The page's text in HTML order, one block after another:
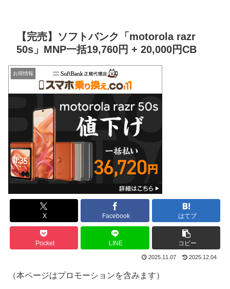
【完売】ソフトバンク「motorola razr
50s」MNP一括19,760円 + 20,000円CB
お得情報
X Facebook はてブ
Pocket LINE コピー
2025.11.07 2025.12.04
（本ページはプロモーションを含みます）